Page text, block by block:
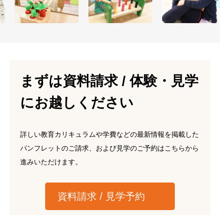
まずは資料請求 / 体験・見学
にお越しください
詳しい教育カリキュラムや学費などの最新情報を掲載した
パンフレットのご請求、および見学のご予約はこちらから
進みいただけます。
資料請求 / 見学予約